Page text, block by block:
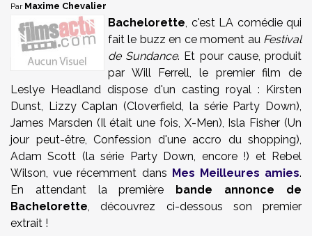
Par Maxime Chevalier
Bachelorette, c'est LA comédie qui
fait le buzz en ce moment auFestival
de Sundance. Et pour cause, produit
par Will Ferrell, le premier film de
Leslye Headland dispose d'un casting royal : Kirsten
Dunst, Lizzy Caplan (Cloverfield, la série Party Down),
James Marsden (Il était une fois, X-Men), Isla Fisher (Un
jour peut-être, Confession d'une accro du shopping),
Adam Scott (la série Party Down, encore !) et Rebel
Wilson, vue récemment dans Mes Meilleures amies.
En attendant la première bande annonce de
Bachelorette, découvrez ci-dessous son premier
extrait !